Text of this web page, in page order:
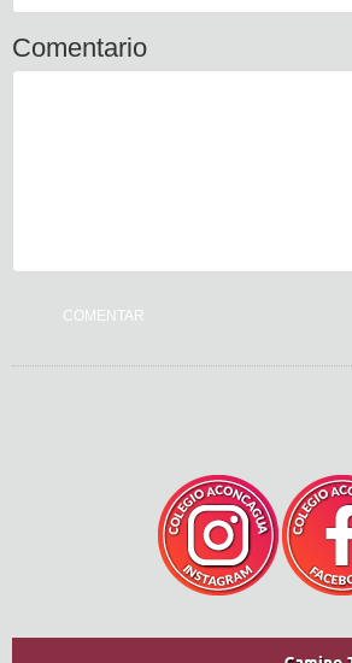
Comentario